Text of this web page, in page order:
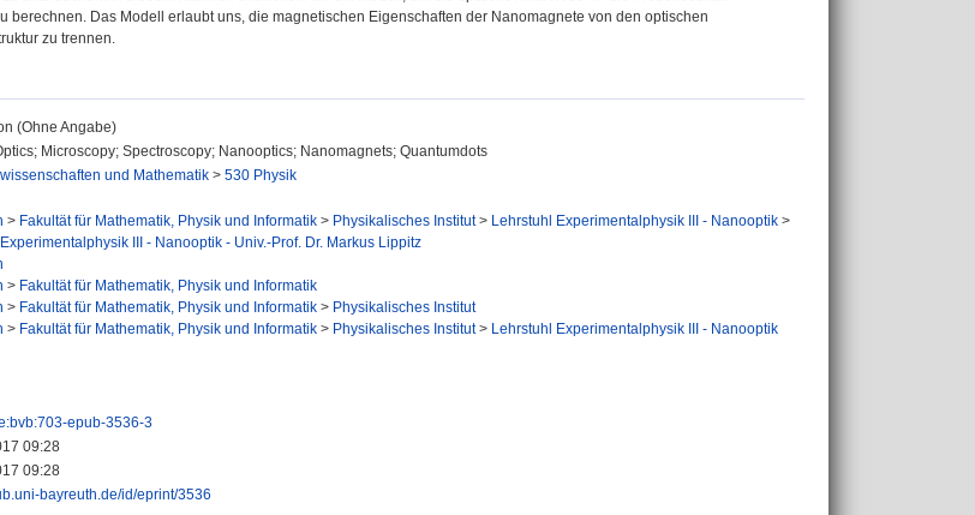
berechnen. Das Modell erlaubt uns, die magnetischen Eigenschaften der Nanomagnete von den optischen
zu trennen.
(Ohne Angabe)
Microscopy; Spectroscopy; Nanooptics; Nanomagnets; Quantumdots
und Mathematik > 530 Physik
> Fakultät für Mathematik, Physik und Informatik > Physikalisches Institut> Lehrstuhl Experimentalphysik III - Nanooptik >
III - Nanooptik - Univ.-Prof. Dr. Markus Lippitz
> Fakultät für Mathematik, Physik und Informatik
> Fakultät für Mathematik, Physik und Informatik > Physikalisches Institut
> Fakultät für Mathematik, Physik und Informatik > Physikalisches Institut> Lehrstuhl Experimentalphysik III - Nanooptik
epub-3536-3
09:28
09:28
bayreuth.de/id/eprint/3536